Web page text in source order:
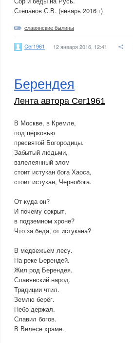
Степанов С.В. (январь 2016 г)
славянские былины
Cer1961 12 января 2016, 12:41
Берендея
Лента автора Cer1961
В Москве, в Кремле,
под церковью
пресвятой Богородицы.
Забытый людьми,
взлелеянный злом
стоит истукан бога Хаоса,
стоит истукан, Чернобога.
От куда он?
И почему сокрыт,
в подземном хроне?
Что за беда, от истукана?
В медвежьем лесу.
На реке Берендей.
Жил род Берендея.
Славянский народ.
Традиции чтил.
Землю берёг.
Небо держал.
Славил богов.
В Велесе храме.